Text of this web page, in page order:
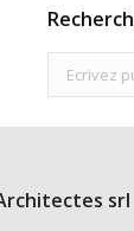
srl